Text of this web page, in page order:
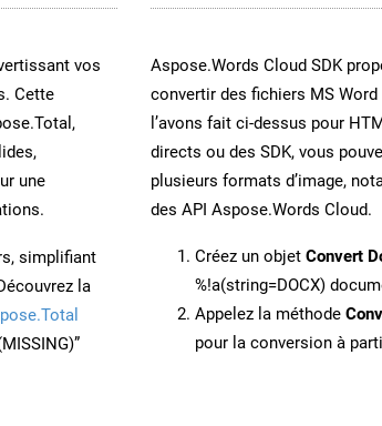
vos
Cette
une
simplifiant
la
Aspose.Words Cloud SDK
convertir des fichiers MS
l’avons fait ci-dessus pour
directs ou des SDK, vous
plusieurs formats d’image,
des API Aspose.Words Cloud.
Créez un objet Convert
%!a(string=DOCX)
Appelez la méthode
pour la conversion à